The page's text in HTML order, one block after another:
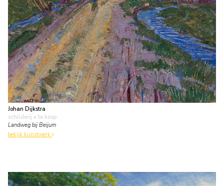
Johan Dijkstra
schilderij • te koop
Landweg bij Beijum
bekijk kunstwerk